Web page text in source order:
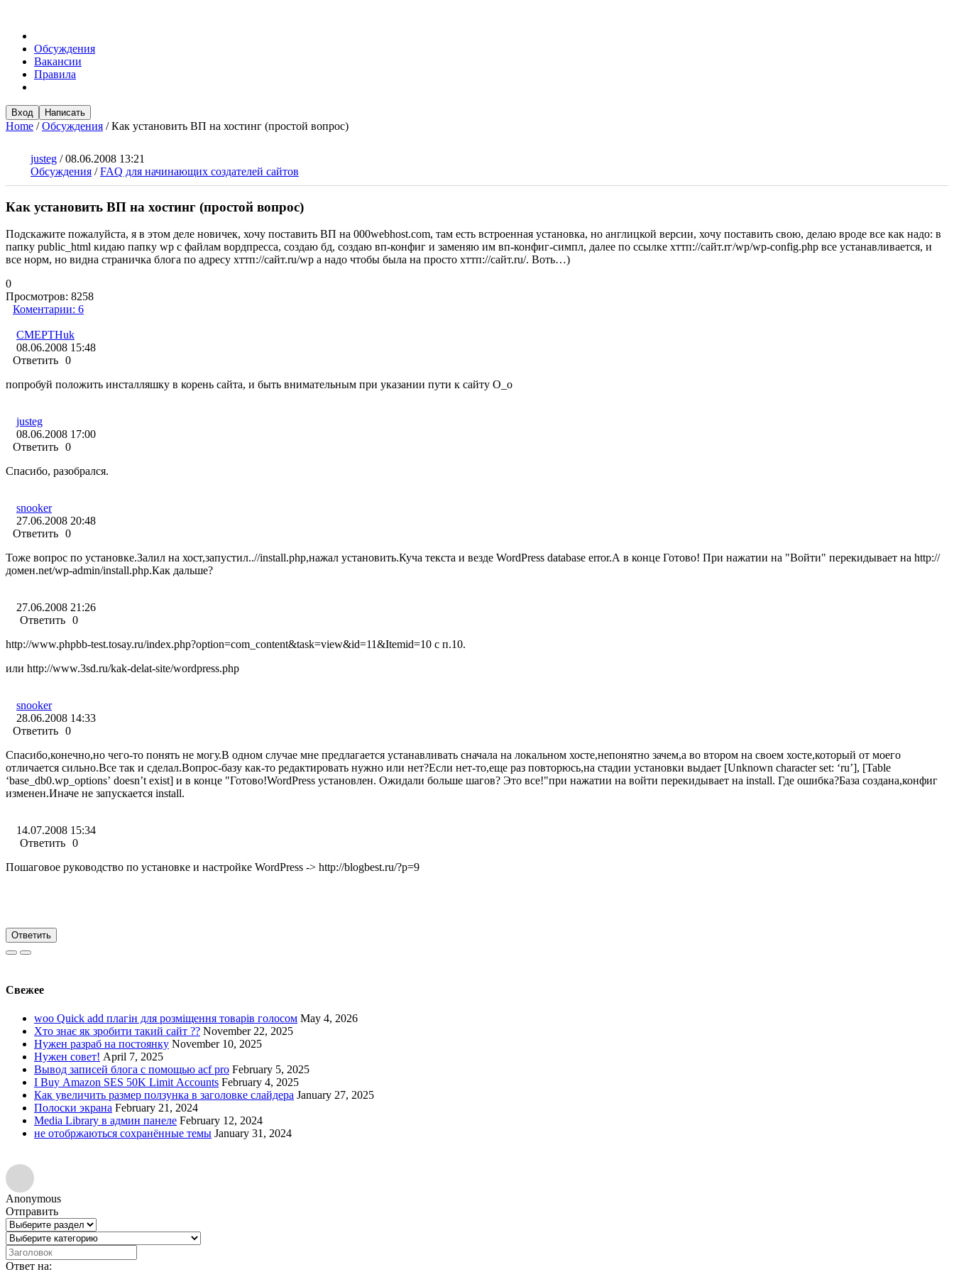
Обсуждения
Вакансии
Правила
Вход Написать
Home /Обсуждения /Как установить ВП на хостинг (простой вопрос)
justeg /08.06.2008 13:21
Обсуждения /FAQ для начинающих создателей сайтов
Как установить ВП на хостинг (простой вопрос)
Подскажите пожалуйста, я в этом деле новичек, хочу поставить ВП на 000webhost.com, там есть встроенная установка, но англицкой версии, хочу поставить свою, делаю вроде все как надо: в
папку public_html кидаю папку wp с файлам вордпресса, создаю бд, создаю вп-конфиг и заменяю им вп-конфиг-симпл, далее по ссылке хттп://сайт.rг/wp/wp-config.php все устанавливается, и
все норм, но видна страничка блога по адресу хттп://сайт.ru/wp а надо чтобы была на просто хттп://сайт.ru/. Воть…)
0
Просмотров: 8258
Коментарии: 6
CMEPTHuk
08.06.2008 15:48
Ответить 0
попробуй положить инсталляшку в корень сайта, и быть внимательным при указании пути к сайту О_о
justeg
08.06.2008 17:00
Ответить 0
Спасибо, разобрался.
snooker
27.06.2008 20:48
Ответить 0
Тоже вопрос по установке.Залил на хост,запустил..//install.php,нажал установить.Куча текста и везде WordPress database error.А в конце Готово! При нажатии на "Войти" перекидывает на http://
домен.net/wp-admin/install.php.Как дальше?
27.06.2008 21:26
Ответить 0
http://www.phpbb-test.tosay.ru/index.php?option=com_content&task=view&id=11&Itemid=10 с п.10.
или http://www.3sd.ru/kak-delat-site/wordpress.php
snooker
28.06.2008 14:33
Ответить 0
Спасибо,конечно,но чего-то понять не могу.В одном случае мне предлагается устанавливать сначала на локальном хосте,непонятно зачем,а во втором на своем хосте,который от моего
отличается сильно.Все так и сделал.Вопрос-базу как-то редактировать нужно или нет?Если нет-то,еще раз повторюсь,на стадии установки выдает [Unknown character set: ‘ru’], [Table
‘base_db0.wp_options’ doesn’t exist] и в конце "Готово!WordPress установлен. Ожидали больше шагов? Это все!"при нажатии на войти перекидывает на install. Где ошибка?База создана,конфиг
изменен.Иначе не запускается install.
14.07.2008 15:34
Ответить 0
Пошаговое руководство по установке и настройке WordPress -> http://blogbest.ru/?p=9
Ответить
Свежее
woo Quick add плагін для розміщення товарів голосом May 4, 2026
Хто знає як зробити такий сайт ?? November 22, 2025
Нужен разраб на постоянку November 10, 2025
Нужен совет! April 7, 2025
Вывод записей блога с помощью acf pro February 5, 2025
I Buy Amazon SES 50K Limit Accounts February 4, 2025
Как увеличить размер ползунка в заголовке слайдера January 27, 2025
Полоски экрана February 21, 2024
Media Library в админ панеле February 12, 2024
не отобржаються сохранённые темы January 31, 2024
Anonymous
Отправить
Ответ на: